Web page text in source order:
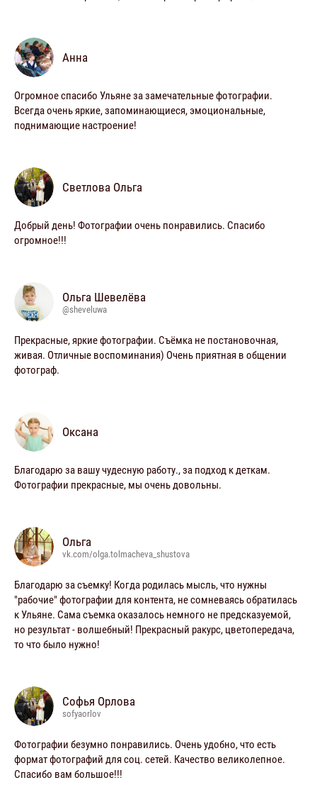
Анна
Огромное спасибо Ульяне за замечательные фотографии.
Всегда очень яркие, запоминающиеся, эмоциональные,
поднимающие настроение!
Светлова Ольга
Добрый день! Фотографии очень понравились. Спасибо
огромное!!!
Ольга Шевелёва
@sheveluwa
Прекрасные, яркие фотографии. Съёмка не постановочная,
живая. Отличные воспоминания) Очень приятная в общении
фотограф.
Оксана
Благодарю за вашу чудесную работу., за подход к деткам.
Фотографии прекрасные, мы очень довольны.
Ольга
vk.com/olga.tolmacheva_shustova
Благодарю за съемку! Когда родилась мысль, что нужны
"рабочие" фотографии для контента, не сомневаясь обратилась
к Ульяне. Сама съемка оказалось немного не предсказуемой,
но результат - волшебный! Прекрасный ракурс, цветопередача,
то что было нужно!
Софья Орлова
sofyaorlov
Фотографии безумно понравились. Очень удобно, что есть
формат фотографий для соц. сетей. Качество великолепное.
Спасибо вам большое!!!